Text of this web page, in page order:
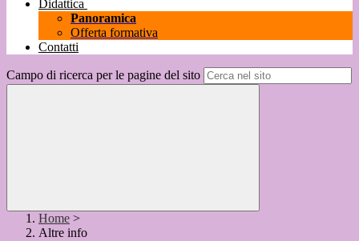
Didattica
Panoramica
Offerta formativa
Contatti
Campo di ricerca per le pagine del sito
Home >
Altre info